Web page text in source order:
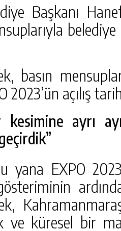
Başkanı
basın
2023’ün açılış
kesimine ayrı
yana EXPO
ve küresel bir
HABER AKIŞI